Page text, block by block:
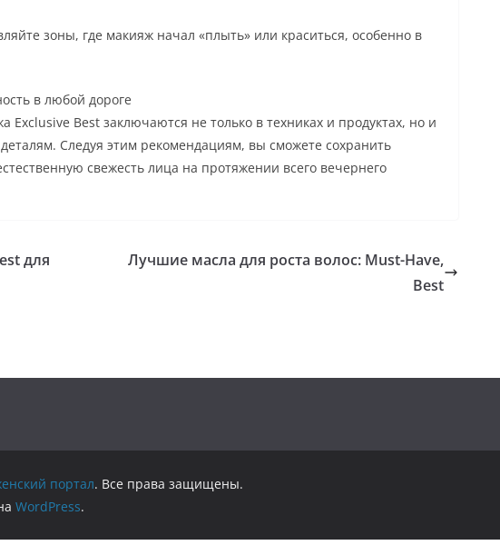
зоны, где макияж начал «плыть» или краситься, особенно в
в любой дороге
Exclusive Best заключаются не только в техниках и продуктах, но и
Следуя этим рекомендациям, вы сможете сохранить
свежесть лица на протяжении всего вечернего
для
Лучшие масла для роста волос: Must-Have,
Best
портал. Все права защищены.
WordPress.